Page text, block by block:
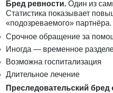
Бред ревности. Один из
Статистика показывает
«подозреваемого»
Срочное обращение за
Иногда — временное
Возможна госпитализация
Длительное лечение
Преследовательский